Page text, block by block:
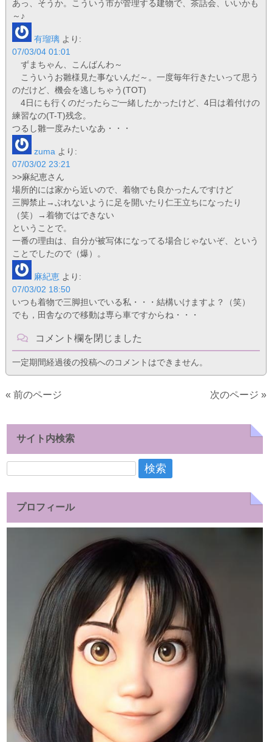
あっ、そうか。こういう市が管理する建物で、茶話会、いいかも
～♪
有瑠璃 より:
07/03/04 01:01
ずまちゃん、こんばんわ～
こういうお雛様見た事ないんだ～。一度毎年行きたいって思う
のだけど、機会を逃しちゃう(TOT)
4日にも行くのだったらご一緒したかったけど、4日は着付けの
練習なの(T-T)残念。
つるし雛一度みたいなあ・・・
zuma より:
07/03/02 23:21
>>麻紀恵さん
場所的には家から近いので、着物でも良かったんですけど
三脚禁止→ぶれないように足を開いたり仁王立ちになったり
（笑）→着物ではできない
ということで。
一番の理由は、自分が被写体になってる場合じゃないぞ、という
ことでしたので（爆）。
麻紀恵 より:
07/03/02 18:50
いつも着物で三脚担いでいる私・・・結構いけますよ？（笑）
でも，田舎なので移動は専ら車ですからね・・・
コメント欄を閉じました
一定期間経過後の投稿へのコメントはできません。
« 前のページ 次のページ »
サイト内検索
検
プロフィール